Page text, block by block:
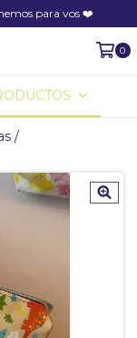
para vos ❤️
0
/